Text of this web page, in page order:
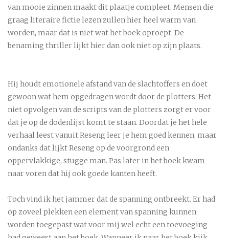
van mooie zinnen maakt dit plaatje compleet. Mensen die
graag literaire fictie lezen zullen hier heel warm van
worden, maar dat is niet wat het boek oproept. De
benaming thriller lijkt hier dan ook niet op zijn plaats.
Hij houdt emotionele afstand van de slachtoffers en doet
gewoon wat hem opgedragen wordt door de plotters. Het
niet opvolgen van de scripts van de plotters zorgt er voor
dat je op de dodenlijst komt te staan. Doordat je het hele
verhaal leest vanuit Reseng leer je hem goed kennen, maar
ondanks dat lijkt Reseng op de voorgrond een
oppervlakkige, stugge man. Pas later in het boek kwam
naar voren dat hij ook goede kanten heeft.
Toch vind ik het jammer dat de spanning ontbreekt. Er had
op zoveel plekken een element van spanning kunnen
worden toegepast wat voor mij wel echt een toevoeging